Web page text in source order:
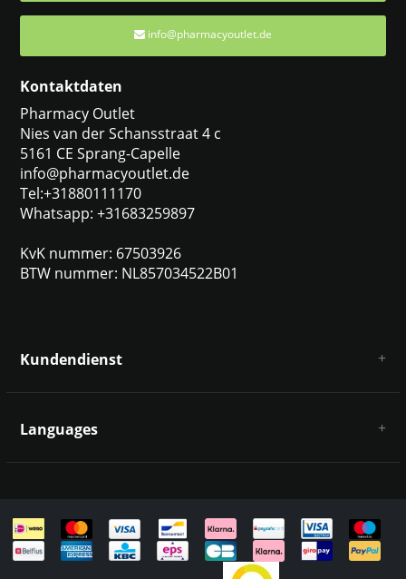
info@pharmacyoutlet.de
Kontaktdaten
Pharmacy Outlet
Nies van der Schansstraat 4 c
5161 CE Sprang-Capelle
info@pharmacyoutlet.de
Tel:+31880111170
Whatsapp: +31683259897
KvK nummer: 67503926
BTW nummer: NL857034522B01
Kundendienst
Haftungsausschluss und Datenschutz
Sitemap
Languages
English